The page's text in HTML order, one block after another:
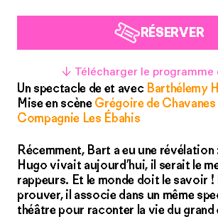
RÉSERVER
↓ Télécharger le programme
Un spectacle de et avec Barthélemy
Mise en scène Grégoire de Chavanes
Compagnie Les Ébahis
Récemment, Bart a eu une
Hugo vivait aujourd’hui, il serait le
rappeurs. Et le monde doit le savoir !
prouver, il associe dans un même
théâtre pour raconter la vie du